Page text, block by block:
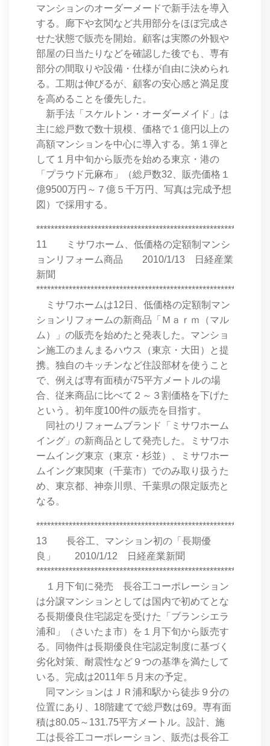
マンションのオーダーメードで新手法を導入
する。廊下や玄関など共用部分をほぼ完成さ
せた状態で販売を開始。顧客は実際の外観や
部屋の日当たりなどを確認した後でも、専有
部分の間取りや設備・仕様が自由に決められ
る。工期は伸びるが、顧客の安心感と満足度
を高めることを優先した。
新手法「スケルトン・オーダーメイド」は
主に総戸数で数十規模、価格で１億円以上の
高額マンションを中心に導入する。第１弾と
して１月中旬から販売を始める東京・港の
「プラウド元麻布」（総戸数32、販売価格１
億9500万円～７億５千万円、写真は完成予想
図）で採用する。
11 ミサワホーム、低価格の定額制マンシ
ョンリフォーム商品 2010/1/13 日経産業
新聞
ミサワホームは12日、低価格の定額制マン
ションリフォームの新商品「Ｍａｒｍ（マル
ム）」の販売を始めたと発表した。マンショ
ン施工のまんまるハウス（東京・大田）と提
携。独自のキッチンなど住設部材を使うこと
で、例えば専有面積が75平方メートルの場
合、従来商品に比べて２～３割価格を下げた
という。初年度100件の販売を目指す。
同社のリフォームブランド「ミサワホーム
イング」の新商品として発売した。ミサワホ
ームイング東京（東京・杉並）、ミサワホー
ムイング東関東（千葉市）でのみ取り扱うた
め、東京都、神奈川県、千葉県の限定販売と
なる。
13 長谷工、マンション初の「長期優
良」 2010/1/12 日経産業新聞
１月下旬に発売 長谷工コーポレーション
は分譲マンションとしては国内で初めてとな
る長期優良住宅認定を受けた「ブランシエラ
浦和」（さいたま市）を１月下旬から販売す
る。同物件は長期優良住宅認定制度に基づく
劣化対策、耐震性など９つの基準を満たして
いる。完成は2011年５月末の予定。
同マンションはＪＲ浦和駅から徒歩９分の
位置にあり、18階建てで総戸数は69。専有面
積は80.05～131.75平方メートル。設計、施
工は長谷工コーポレーション、販売は長谷工